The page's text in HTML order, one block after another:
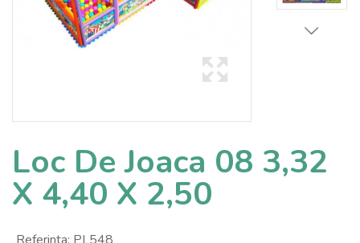
Loc De Joaca 08 3,32
X 4,40 X 2,50